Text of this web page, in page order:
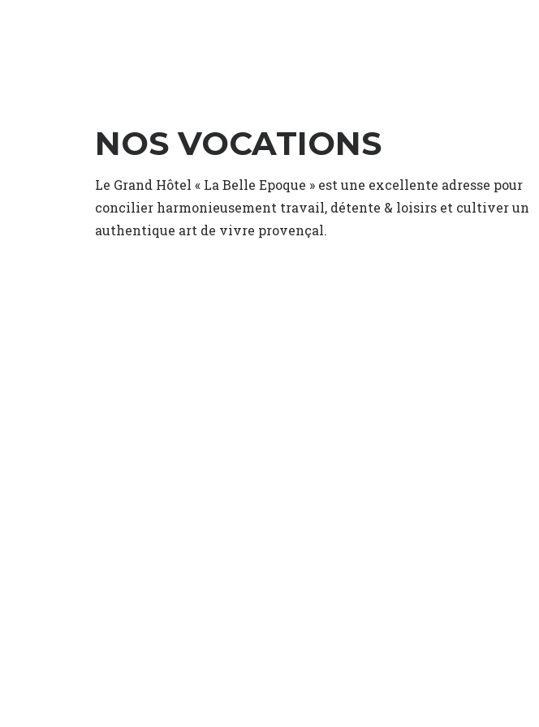
NOS VOCATIONS
Le Grand Hôtel « La Belle Epoque » est une excellente adresse pour
concilier harmonieusement travail, détente & loisirs et cultiver un
authentique art de vivre provençal.